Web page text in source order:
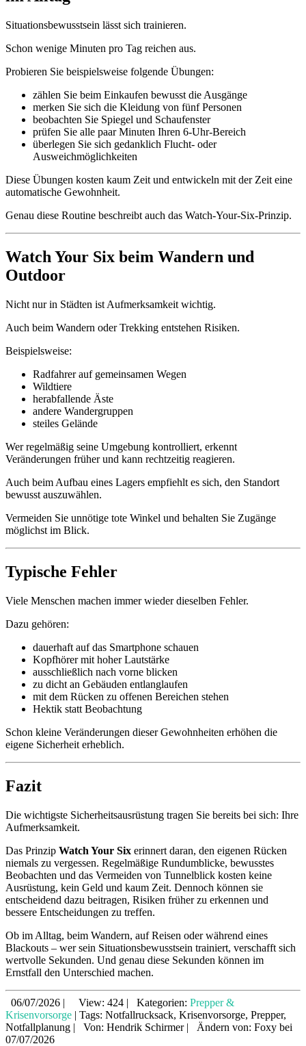
Situationsbewusstsein lässt sich trainieren.
Schon wenige Minuten pro Tag reichen aus.
Probieren Sie beispielsweise folgende Übungen:
zählen Sie beim Einkaufen bewusst die Ausgänge
merken Sie sich die Kleidung von fünf Personen
beobachten Sie Spiegel und Schaufenster
prüfen Sie alle paar Minuten Ihren 6-Uhr-Bereich
überlegen Sie sich gedanklich Flucht- oder
Ausweichmöglichkeiten
Diese Übungen kosten kaum Zeit und entwickeln mit der Zeit eine
automatische Gewohnheit.
Genau diese Routine beschreibt auch das Watch-Your-Six-Prinzip.
Watch Your Six beim Wandern und
Outdoor
Nicht nur in Städten ist Aufmerksamkeit wichtig.
Auch beim Wandern oder Trekking entstehen Risiken.
Beispielsweise:
Radfahrer auf gemeinsamen Wegen
Wildtiere
herabfallende Äste
andere Wandergruppen
steiles Gelände
Wer regelmäßig seine Umgebung kontrolliert, erkennt
Veränderungen früher und kann rechtzeitig reagieren.
Auch beim Aufbau eines Lagers empfiehlt es sich, den Standort
bewusst auszuwählen.
Vermeiden Sie unnötige tote Winkel und behalten Sie Zugänge
möglichst im Blick.
Typische Fehler
Viele Menschen machen immer wieder dieselben Fehler.
Dazu gehören:
dauerhaft auf das Smartphone schauen
Kopfhörer mit hoher Lautstärke
ausschließlich nach vorne blicken
zu dicht an Gebäuden entlanglaufen
mit dem Rücken zu offenen Bereichen stehen
Hektik statt Beobachtung
Schon kleine Veränderungen dieser Gewohnheiten erhöhen die
eigene Sicherheit erheblich.
Fazit
Die wichtigste Sicherheitsausrüstung tragen Sie bereits bei sich: Ihre
Aufmerksamkeit.
Das Prinzip Watch Your Six erinnert daran, den eigenen Rücken
niemals zu vergessen. Regelmäßige Rundumblicke, bewusstes
Beobachten und das Vermeiden von Tunnelblick kosten keine
Ausrüstung, kein Geld und kaum Zeit. Dennoch können sie
entscheidend dazu beitragen, Risiken früher zu erkennen und
bessere Entscheidungen zu treffen.
Ob im Alltag, beim Wandern, auf Reisen oder während eines
Blackouts – wer sein Situationsbewusstsein trainiert, verschafft sich
wertvolle Sekunden. Und genau diese Sekunden können im
Ernstfall den Unterschied machen.
06/07/2026 | View: 424 | Kategorien: Prepper &
Krisenvorsorge | Tags: Notfallrucksack, Krisenvorsorge, Prepper,
Notfallplanung | Von: Hendrik Schirmer |
Ändern von: Foxy bei
07/07/2026